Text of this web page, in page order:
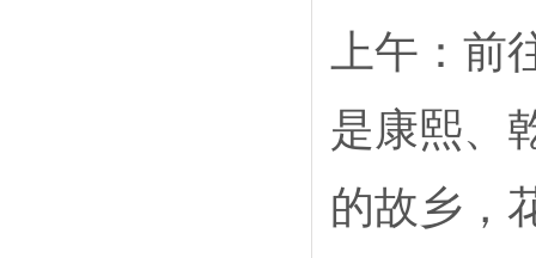
上午：
是康熙、
的故乡，